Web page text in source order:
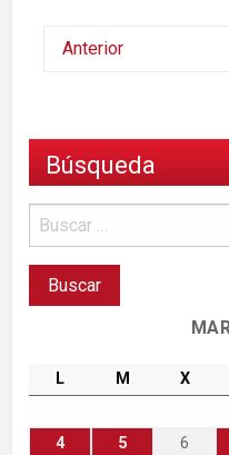
Anterior
Búsqueda
L M X
4
5 6